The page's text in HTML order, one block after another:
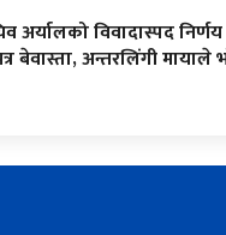
विवादास्पद
बेवास्ता, अन्तरलिंगी मायाले